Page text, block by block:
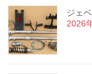
ジェ
2026